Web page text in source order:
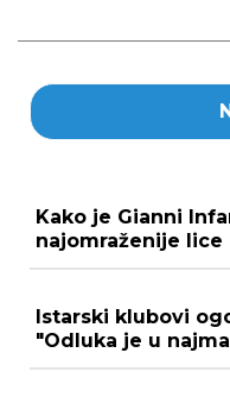
Kako je Gianni
najomraženije lice
Istarski klubovi
"Odluka je u